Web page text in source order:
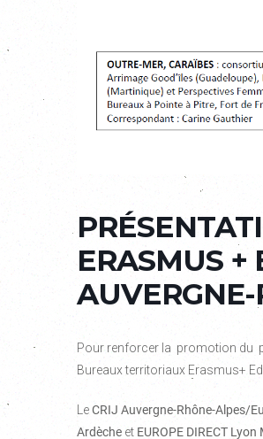
ERASMUS +
Pour renforcer la promotion du
Bureaux territoriaux Erasmus+
LeCRIJ Auvergne-Rhône-Alpes/
Ardèche et EUROPE DIRECT